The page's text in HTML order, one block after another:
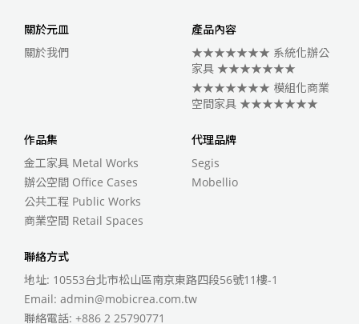
關於元皿
關於我們
產品內容
★★★★★★★ 系統化辦公
家具 ★★★★★★★
★★★★★★★ 模組化商業
空間家具 ★★★★★★★
作品集
金工家具 Metal Works
辦公空間 Office Cases
公共工程 Public Works
商業空間 Retail Spaces
代理品牌
Segis
Mobellio
聯絡方式
地址: 10553台北市松山區南京東路四段56號11樓-1
Email: admin@mobicrea.com.tw
聯絡電話: +886 2 25790771